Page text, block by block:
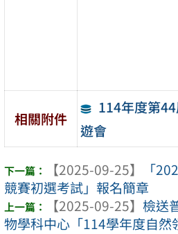
相關附件
114年度第
遊會
【2025-09-25】
「
競賽初選考試」報名簡章
【2025-09-25】 檢送
物學科中心「114學年度自然